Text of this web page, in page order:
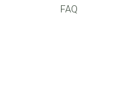
FAQ